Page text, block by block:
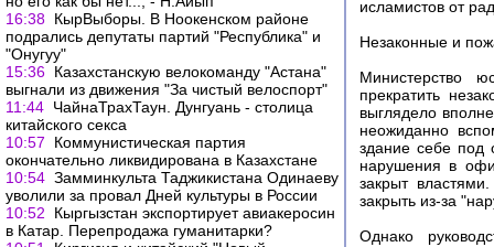
16:38 КырВыборы. В Ноокенском районе
подрались депутаты партий "Республика" и
"Онугуу"
15:36 Казахстанскую велокоманду "Астана"
выгнали из движения "За чистый велоспорт"
11:44 ЧайнаТрахТаун. Дунгуань - столица
китайского секса
10:57
Коммунистическая партия
окончательно ликвидирована в Казахстане
10:54 Замминкульта Таджикистана Одинаеву
уволили за провал Дней культуры в России
10:52
Кыргызстан экспортирует авиакеросин
в Катар. Перепродажа гуманитарки?
исламистов от
Незаконные и
Министерство
прекратить
выглядело
неожиданно
здание себе под
нарушения в
закрыт
закрыть из-за
Однако